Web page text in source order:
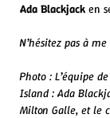
Ada Blackjack en
N’hésitez pas à
Photo : L’équipe
Island : Ada
Milton Galle, et le